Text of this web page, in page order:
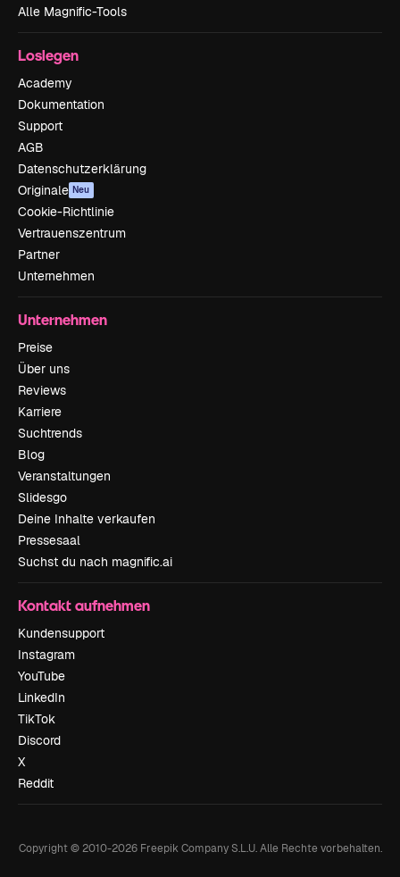
Alle Magnific-Tools
Loslegen
Academy
Dokumentation
Support
AGB
Datenschutzerklärung
Originale Neu
Cookie-Richtlinie
Vertrauenszentrum
Partner
Unternehmen
Unternehmen
Preise
Über uns
Reviews
Karriere
Suchtrends
Blog
Veranstaltungen
Slidesgo
Deine Inhalte verkaufen
Pressesaal
Suchst du nach magnific.ai
Kontakt aufnehmen
Kundensupport
Instagram
YouTube
LinkedIn
TikTok
Discord
X
Reddit
Copyright © 2010-2026Freepik Company S.L.U. Alle Rechte vorbehalten.